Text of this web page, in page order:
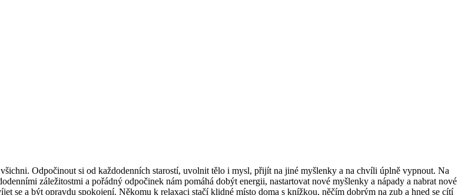
Odpočinout si od každodenních starostí, uvolnit tělo i mysl, přijít na jiné myšlenky a na chvíli úplně vypnout. Na
záležitostmi a pořádný odpočinek nám pomáhá dobýt energii, nastartovat nové myšlenky a nápady a nabrat nové
se a být opravdu spokojení. Někomu k relaxaci stačí klidné místo doma s knížkou, něčím dobrým na zub a hned se cítí